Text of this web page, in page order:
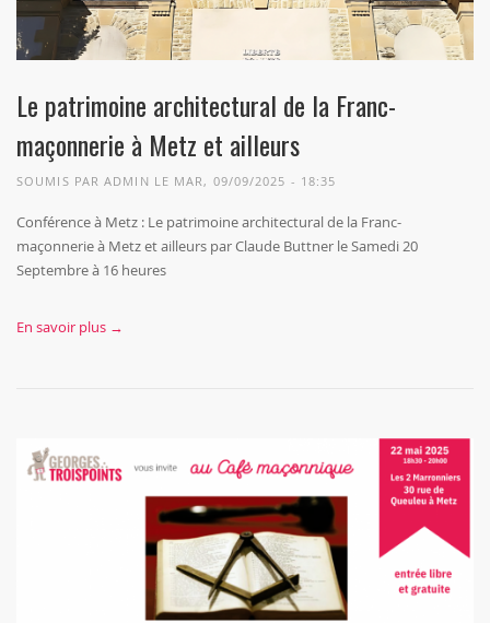
Le patrimoine architectural de la Franc-
maçonnerie à Metz et ailleurs
SOUMIS PARADMIN LE MAR, 09/09/2025 - 18:35
Conférence à Metz : Le patrimoine architectural de la Franc-
maçonnerie à Metz et ailleurs par Claude Buttner le Samedi 20
Septembre à 16 heures
En savoir plus →